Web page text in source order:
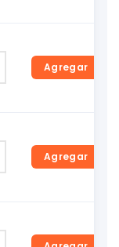
Agregar
Agregar